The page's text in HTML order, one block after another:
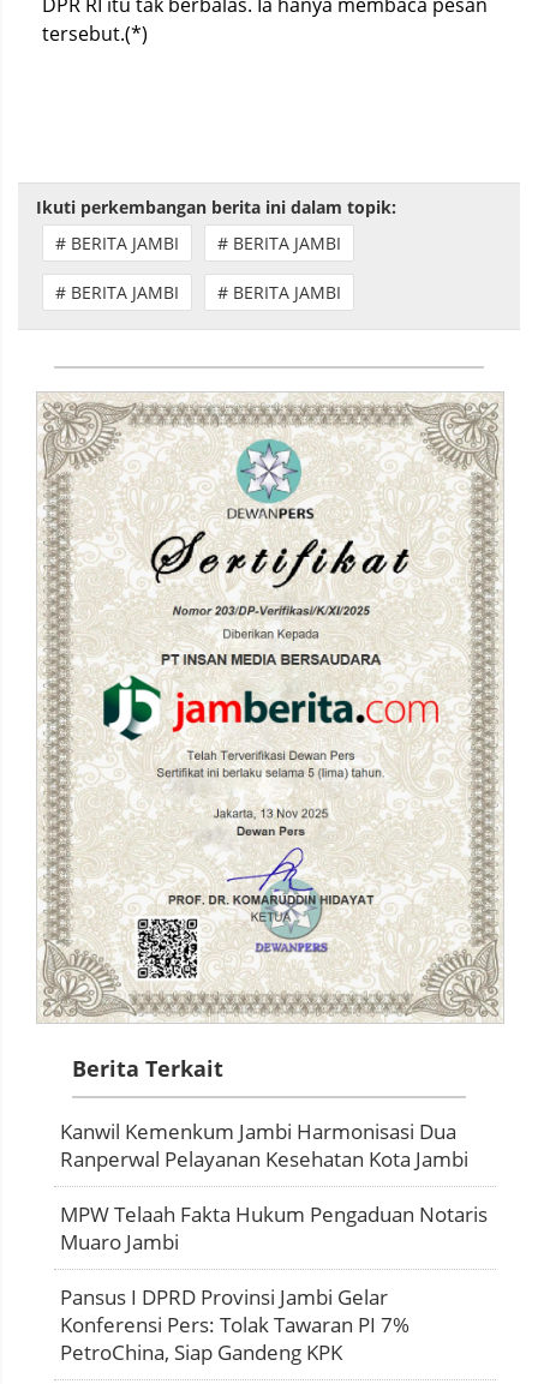
tersebut.(*)
Ikuti perkembangan berita ini dalam topik:
# BERITA JAMBI
# BERITA JAMBI
# BERITA JAMBI # BERITA JAMBI
Berita Terkait
Kanwil Kemenkum Jambi Harmonisasi Dua
Ranperwal Pelayanan Kesehatan Kota Jambi
MPW Telaah Fakta Hukum Pengaduan Notaris
Muaro Jambi
Pansus I DPRD Provinsi Jambi Gelar
Konferensi Pers: Tolak Tawaran PI 7%
PetroChina, Siap Gandeng KPK